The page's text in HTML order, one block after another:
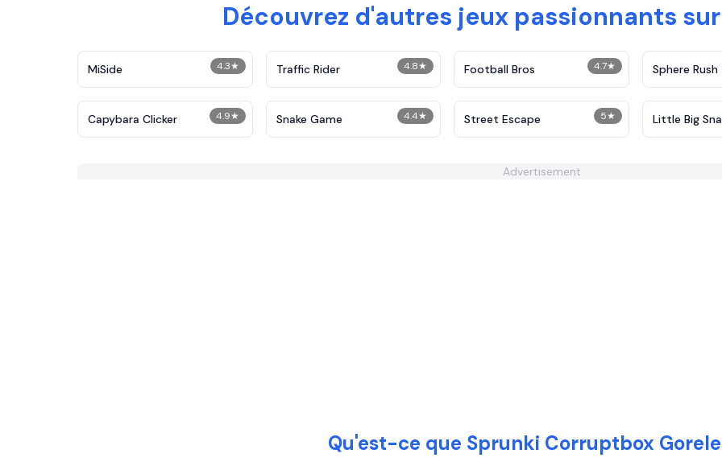
Découvrez d'autres jeux passionnants
4.3★
MiSide 4.8★
Traffic Rider 4.7★
Football Bros Sphere Rush
4.9★
Capybara Clicker 4.4★
Snake Game 5★
Street Escape Little Big
Advertisement
Qu'est-ce que Sprunki Corruptbox